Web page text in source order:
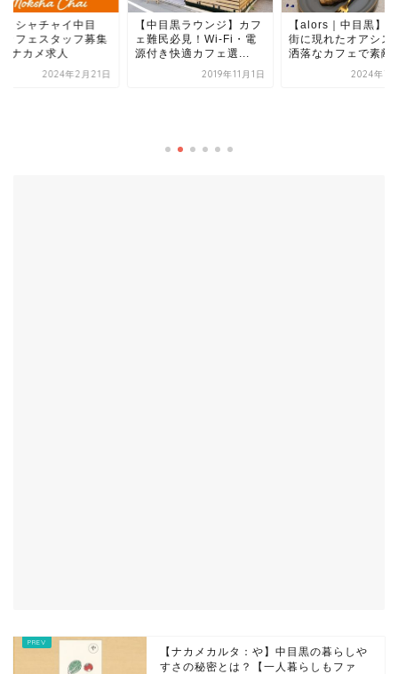
目黒ラウンジ】カフ
民必見！Wi-Fi・電
き快適カフェ選...
2019年11月1日
【alors｜中目黒】住宅
街に現れたオアシス。お
洒落なカフェで素敵...
2024年7月12日
【ナカメカルタ：や】中目黒の暮らしや
すさの秘密とは？【一人暮らしもファ